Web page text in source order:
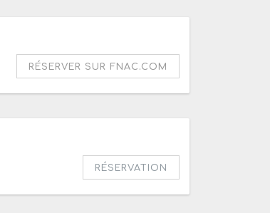
RÉSERVER SUR FNAC.COM
RÉSERVATION